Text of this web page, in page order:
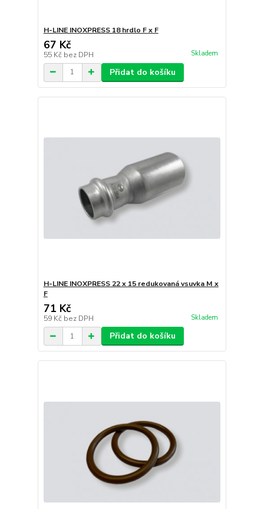
H-LINE INOXPRESS 18 hrdlo F x F
67 Kč
55 Kč bez DPH Skladem
Přidat do košíku
H-LINE INOXPRESS 22 x 15 redukovaná vsuvka M x
F
71 Kč
59 Kč bez DPH Skladem
Přidat do košíku